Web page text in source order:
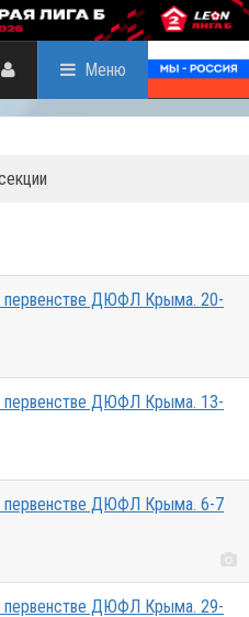
Меню
первенстве ДЮФЛ Крыма. 20-
первенстве ДЮФЛ Крыма. 13-
первенстве ДЮФЛ Крыма. 6-7
первенстве ДЮФЛ Крыма. 29-